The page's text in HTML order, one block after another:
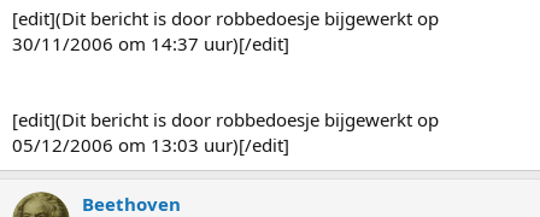
[edit](Dit bericht is door robbedoesje bijgewerkt op
30/11/2006 om 14:37 uur)[/edit]
[edit](Dit bericht is door robbedoesje bijgewerkt op
05/12/2006 om 13:03 uur)[/edit]
Beethoven